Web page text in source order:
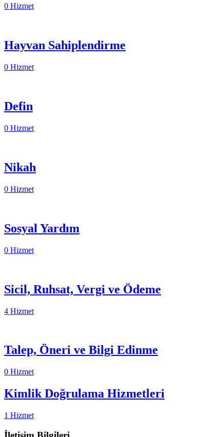
0 Hizmet
Hayvan Sahiplendirme
0 Hizmet
Defin
0 Hizmet
Nikah
0 Hizmet
Sosyal Yardım
0 Hizmet
Sicil, Ruhsat, Vergi ve Ödeme
4 Hizmet
Talep, Öneri ve Bilgi Edinme
0 Hizmet
Kimlik Doğrulama Hizmetleri
1 Hizmet